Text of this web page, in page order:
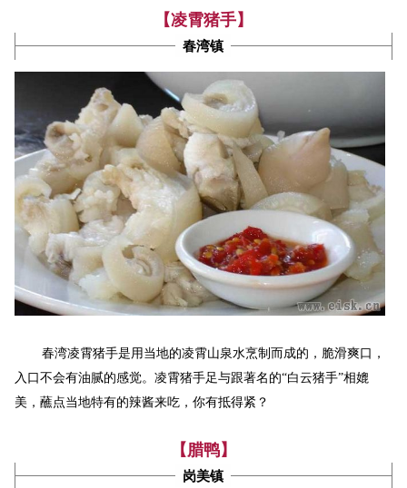
【凌霄猪手】
春湾镇
春湾凌霄猪手是用当地的凌霄山泉水烹制而成的， 脆滑爽口，
入口不会有油腻的感觉。 凌霄猪手足与跟著名的“白云猪手”相媲
美，蘸点当地特有的辣酱来吃，你有抵得紧？
【腊鸭】
岗美镇